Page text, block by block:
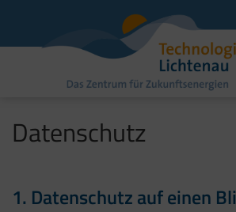
Datenschutz
1. Datenschutz auf einen